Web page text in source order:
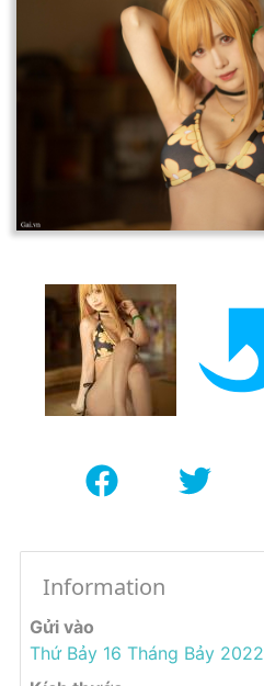
Information
Gửi vào
Thứ Bảy 16 Tháng Bảy 2022